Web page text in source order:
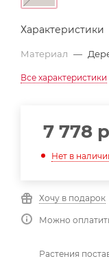
Характеристики
Материал —
Все характеристики
7 778
Нет в
Хочу в подарок
Можно
Растения